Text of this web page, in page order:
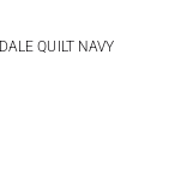
L
QUILT NAVY